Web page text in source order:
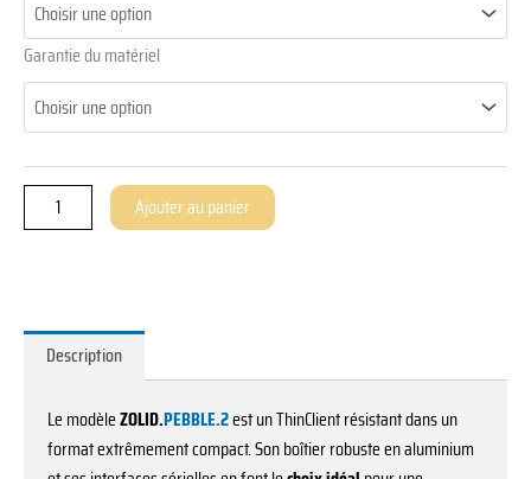
Garantie du matériel
ThinClient
ZOLID.PEBBLE.2
Ajouter au panier
Description
Le modèleZOLID.PEBBLE.2est un ThinClient résistant dans un
format extrêmement compact. Son boîtier robuste en aluminium